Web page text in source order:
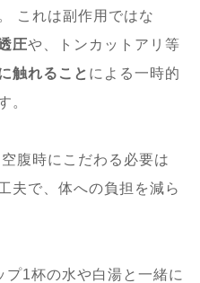
これは副作用ではな
圧や、トンカットアリ等
触れること による一時的
。
腹時にこだわる必要は
夫で、体への負担を減ら
プ1杯の水や白湯と一緒に